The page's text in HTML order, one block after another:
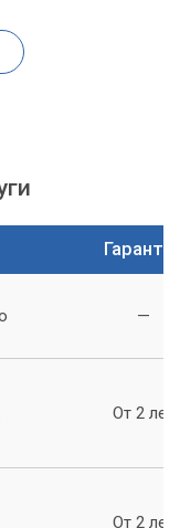
охватывающий
достаточно
"Домашнего IT
и
—
От 2 лет
От 2 лет